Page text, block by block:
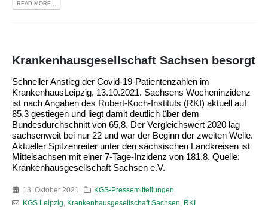
READ MORE...
Krankenhausgesellschaft Sachsen besorgt
Schneller Anstieg der Covid-19-Patientenzahlen im
KrankenhausLeipzig, 13.10.2021. Sachsens Wocheninzidenz
ist nach Angaben des Robert-Koch-Instituts (RKI) aktuell auf
85,3 gestiegen und liegt damit deutlich über dem
Bundesdurchschnitt von 65,8. Der Vergleichswert 2020 lag
sachsenweit bei nur 22 und war der Beginn der zweiten Welle.
Aktueller Spitzenreiter unter den sächsischen Landkreisen ist
Mittelsachsen mit einer 7-Tage-Inzidenz von 181,8. Quelle:
Krankenhausgesellschaft Sachsen e.V.
13. Oktober 2021
KGS-Pressemitteilungen
KGS Leipzig
Krankenhausgesellschaft Sachsen RKI